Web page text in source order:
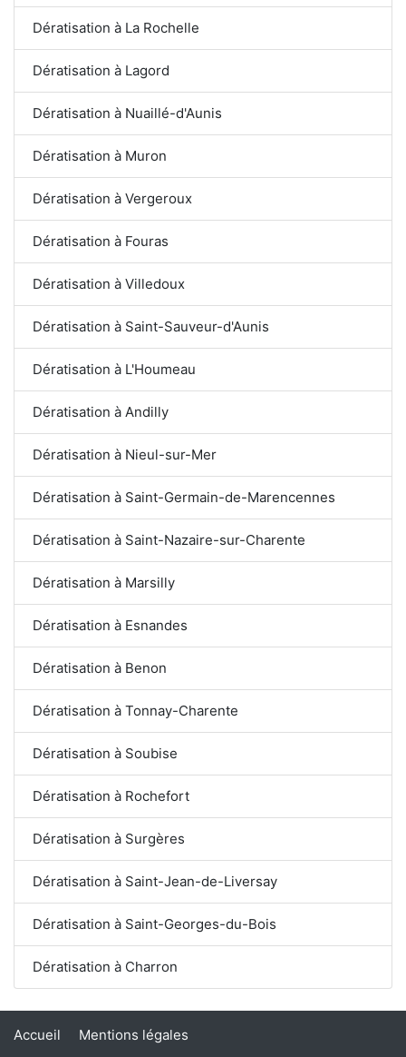
Dératisation à La Rochelle
Dératisation à Lagord
Dératisation à Nuaillé-d'Aunis
Dératisation à Muron
Dératisation à Vergeroux
Dératisation à Fouras
Dératisation à Villedoux
Dératisation à Saint-Sauveur-d'Aunis
Dératisation à L'Houmeau
Dératisation à Andilly
Dératisation à Nieul-sur-Mer
Dératisation à Saint-Germain-de-Marencennes
Dératisation à Saint-Nazaire-sur-Charente
Dératisation à Marsilly
Dératisation à Esnandes
Dératisation à Benon
Dératisation à Tonnay-Charente
Dératisation à Soubise
Dératisation à Rochefort
Dératisation à Surgères
Dératisation à Saint-Jean-de-Liversay
Dératisation à Saint-Georges-du-Bois
Dératisation à Charron
Accueil Mentions légales